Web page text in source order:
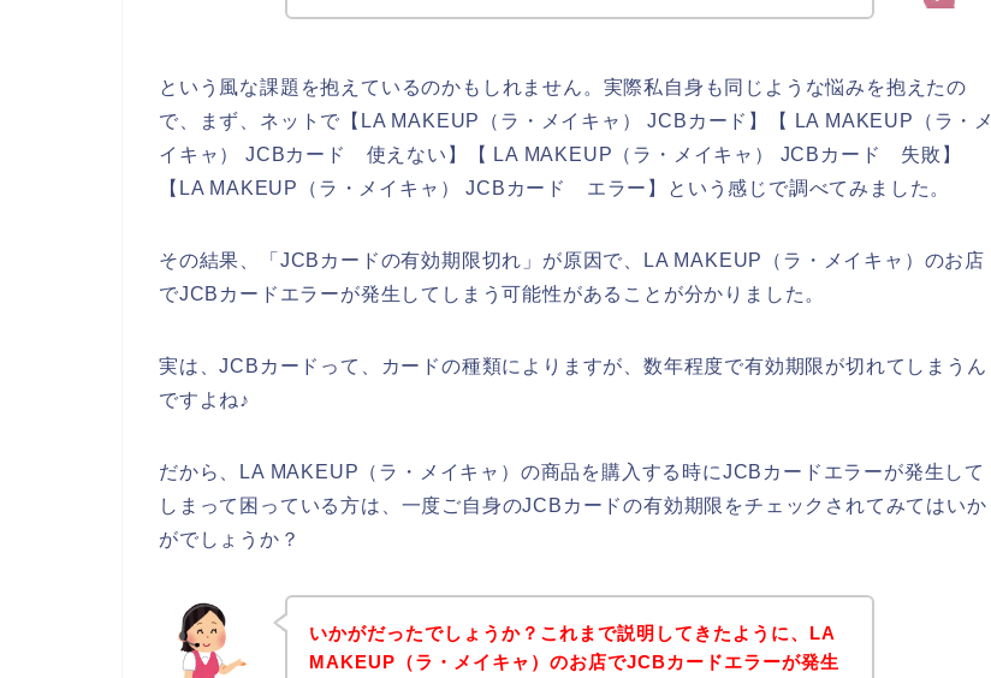
という風な課題を抱えているのかもしれません。実際私自身も同じような悩みを抱えたの
で、まず、ネットで【LA MAKEUP（ラ・メイキャ） JCBカード】【 LA MAKEUP（ラ・メ
イキャ） JCBカード 使えない】【 LA MAKEUP（ラ・メイキャ） JCBカード 失敗】
【LA MAKEUP（ラ・メイキャ） JCBカード エラー】という感じで調べてみました。
その結果、「JCBカードの有効期限切れ」が原因で、LA MAKEUP（ラ・メイキャ）のお店
でJCBカードエラーが発生してしまう可能性があることが分かりました。
実は、JCBカードって、カードの種類によりますが、数年程度で有効期限が切れてしまうん
ですよね♪
だから、LA MAKEUP（ラ・メイキャ）の商品を購入する時にJCBカードエラーが発生して
しまって困っている方は、一度ご自身のJCBカードの有効期限をチェックされてみてはいか
がでしょうか？
いかがだったでしょうか？これまで説明してきたように、LA
MAKEUP（ラ・メイキャ）のお店でJCBカードエラーが発生